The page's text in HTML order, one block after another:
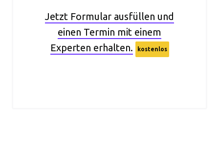
Jetzt Formular ausfüllen und
einen Termin mit einem
Experten erhalten.
kostenlos